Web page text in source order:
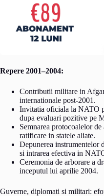
Repere 2001–2004:
Contributii militare in
internationale post-2001.
Invitatia oficiala la NATO
dupa evaluari pozitive pe
Semnarea protocoalelor
ratificare in statele aliate.
Depunerea instrumentelor
si intrarea efectiva in
Ceremonia de arborare a
inceputul lui aprilie 2004.
Guverne, diplomati si militari: